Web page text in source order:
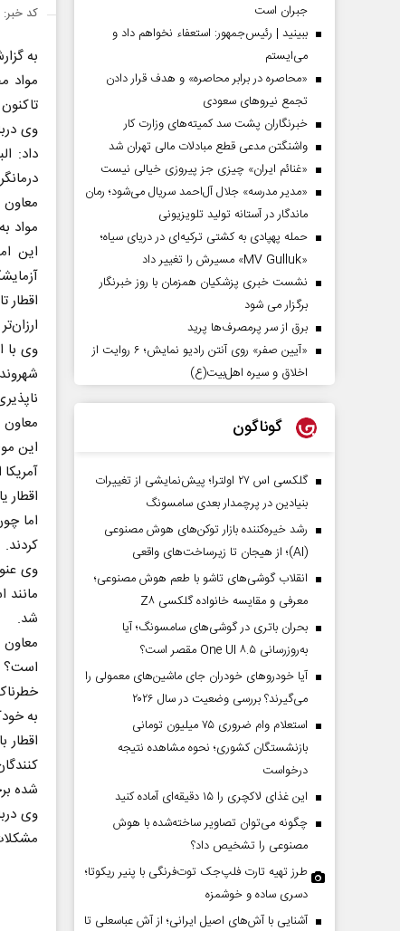
کد خبر: ۱۴۲۵۷۹۴
به
مواد
وی
داد:
مواد
این
اقطار
وی با
این
اما
کردند.
‌وی
شد.
است؟
به
شده
‌وی
جبران است
ببینید | رئیس‌جمهور: استعفاء نخواهم داد و
می‌ایستم
«محاصره در برابر محاصره» و هدف قرار دادن
تجمع نیروهای سعودی
خبرنگاران پشت سد کمیته‌های وزارت کار
واشنگتن مدعی قطع مبادلات مالی تهران شد
«غنائم ایران» چیزی جز پیروزی خیالی نیست
«مدیر مدرسه» جلال آل‌احمد سریال می‌شود؛ رمان
ماندگار در آستانه تولید تلویزیونی
حمله پهپادی به کشتی ترکیه‌ای در دریای سیاه؛
«MV Gulluk» مسیرش را تغییر داد
نشست خبری پزشکیان همزمان با روز خبرنگار
برگزار می شود
برق از سر پرمصرف‌ها پرید
«آیین صفر» روی آنتن رادیو نمایش؛ ۶ روایت از
اخلاق و سیره اهل‌بیت(ع)
گوناگون
گلکسی اس ۲۷ اولترا؛ پیش‌نمایشی از تغییرات
بنیادین در پرچمدار بعدی سامسونگ
رشد خیره‌کننده بازار توکن‌های هوش مصنوعی
(AI)؛ از هیجان تا زیرساخت‌های واقعی
انقلاب گوشی‌های تاشو‌ با طعم هوش مصنوعی؛
معرفی و مقایسه خانواده گلکسی Z۸
بحران باتری در گوشی‌های سامسونگ؛ آیا
به‌روزرسانی One UI ۸.۵ مقصر است؟
آیا خودروهای خودران جای ماشین‌های معمولی را
می‌گیرند؟ بررسی وضعیت در سال ۲۰۲۶
استعلام وام ضروری ۷۵ میلیون تومانی
بازنشستگان کشوری؛ نحوه مشاهده نتیجه
درخواست
این غذای لاکچری را ۱۵ دقیقه‌ای آماده کنید
چگونه می‌توان تصاویر ساخته‌شده با هوش
مصنوعی را تشخیص داد؟
طرز تهیه تارت فلپ‌جک توت‌فرنگی با پنیر ریکوتا؛
دسری ساده و خوشمزه
آشنایی با آش‌های اصیل ایرانی؛ از آش عباسعلی تا